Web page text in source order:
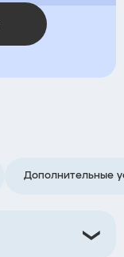
Дополнительные